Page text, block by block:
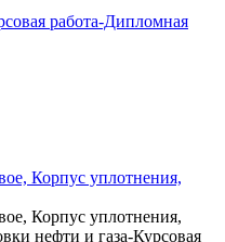
Корпус уплотнения,
Корпус уплотнения,
нефти и газа-Курсовая